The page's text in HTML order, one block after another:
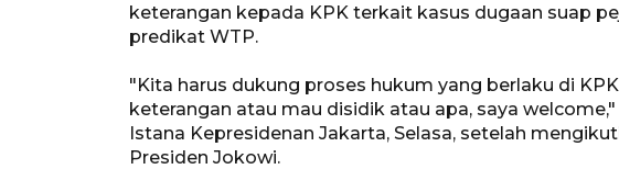
keterangan kepada KPK terkait kasus dugaan suap
predikat WTP.
"Kita harus dukung proses hukum yang berlaku di
keterangan atau mau disidik atau apa, saya
Istana Kepresidenan Jakarta, Selasa, setelah
Presiden Jokowi.